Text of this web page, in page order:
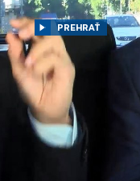
PREHRAŤ